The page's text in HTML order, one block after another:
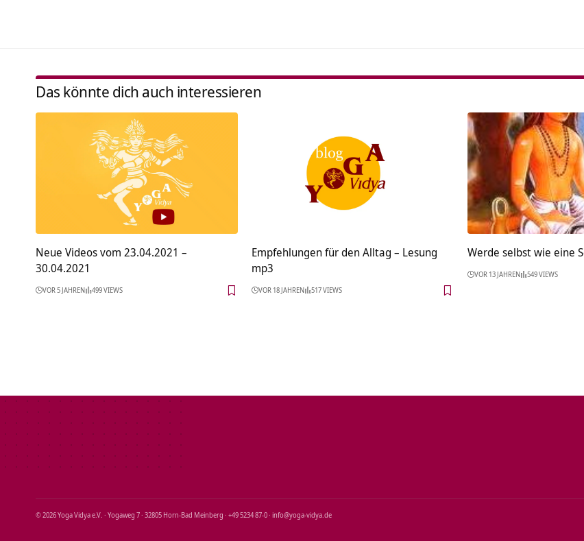
Das könnte dich auch interessieren
Neue Videos vom 23.04.2021 –
30.04.2021
VOR 5 JAHREN 499 VIEWS
Empfehlungen für den Alltag – Lesung
mp3
VOR 18 JAHREN 517 VIEWS
Werde selbst wie eine
VOR 13 JAHREN 549 VIEWS
© 2026 Yoga Vidya e.V. · Yogaweg 7 · 32805 Horn‑Bad Meinberg · +49 5234 87‑0 · info@yoga‑vidya.de